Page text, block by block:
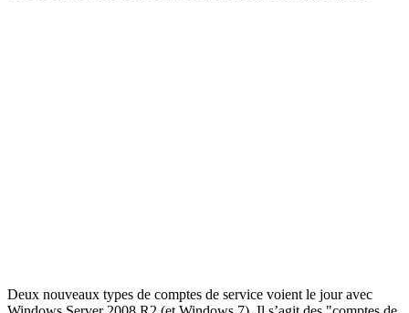
Deux nouveaux types de comptes de service voient le jour avec